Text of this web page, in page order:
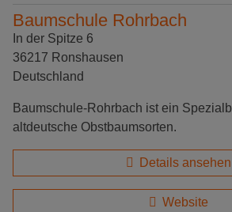
Baumschule Rohrbach
In der Spitze 6
36217 Ronshausen
Deutschland
Baumschule-Rohrbach ist ein
altdeutsche Obstbaumsorten.
Details ansehen
Website